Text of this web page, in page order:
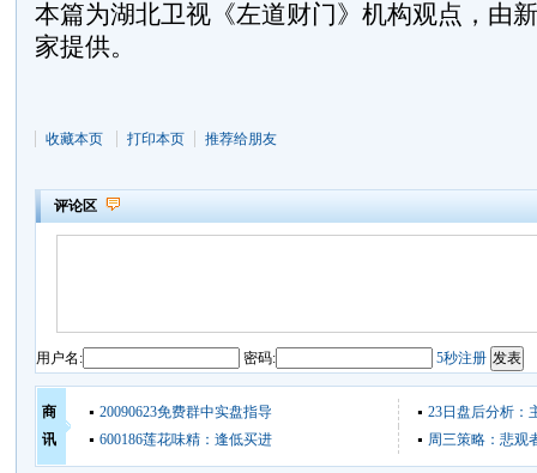
本篇为湖北卫视《左道财门》机构观点，由
家提供。
收藏本页 打印本页 推荐给朋友
评论区
用户名: 密码: 5秒注册
商
讯
20090623免费群中实盘指导
23日盘后分析：
600186莲花味精：逢低买进
周三策略：悲观